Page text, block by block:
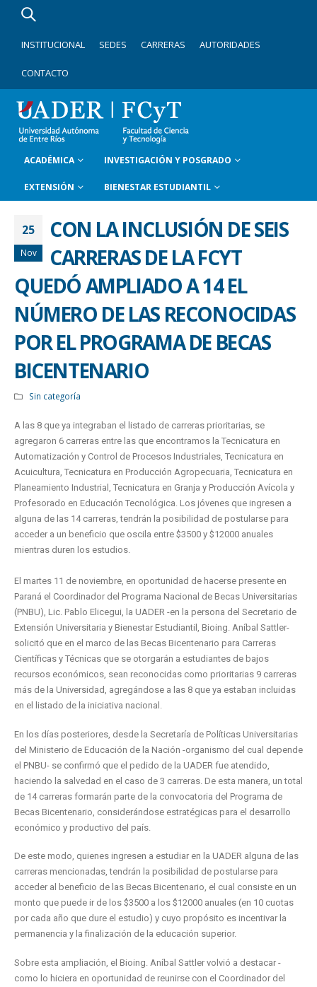
INSTITUCIONAL SEDES CARRERAS AUTORIDADES
CONTACTO
ACADÉMICA INVESTIGACIÓN Y POSGRADO
EXTENSIÓN BIENESTAR ESTUDIANTIL
25
Nov
CON LA INCLUSIÓN DE SEIS
CARRERAS DE LA FCYT
QUEDÓ AMPLIADO A 14 EL
NÚMERO DE LAS RECONOCIDAS
POR EL PROGRAMA DE BECAS
BICENTENARIO
Sin categoría
A las 8 que ya integraban el listado de carreras prioritarias, se
agregaron 6 carreras entre las que encontramos la Tecnicatura en
Automatización y Control de Procesos Industriales, Tecnicatura en
Acuicultura, Tecnicatura en Producción Agropecuaria, Tecnicatura en
Planeamiento Industrial, Tecnicatura en Granja y Producción Avícola y
Profesorado en Educación Tecnológica. Los jóvenes que ingresen a
alguna de las 14 carreras, tendrán la posibilidad de postularse para
acceder a un beneficio que oscila entre $3500 y $12000 anuales
mientras duren los estudios.
El martes 11 de noviembre, en oportunidad de hacerse presente en
Paraná el Coordinador del Programa Nacional de Becas Universitarias
(PNBU), Lic. Pablo Elicegui, la UADER -en la persona del Secretario de
Extensión Universitaria y Bienestar Estudiantil, Bioing. Aníbal Sattler-
solicitó que en el marco de las Becas Bicentenario para Carreras
Científicas y Técnicas que se otorgarán a estudiantes de bajos
recursos económicos, sean reconocidas como prioritarias 9 carreras
más de la Universidad, agregándose a las 8 que ya estaban incluidas
en el listado de la iniciativa nacional.
En los días posteriores, desde la Secretaría de Políticas Universitarias
del Ministerio de Educación de la Nación -organismo del cual depende
el PNBU- se confirmó que el pedido de la UADER fue atendido,
haciendo la salvedad en el caso de 3 carreras. De esta manera, un total
de 14 carreras formarán parte de la convocatoria del Programa de
Becas Bicentenario, considerándose estratégicas para el desarrollo
económico y productivo del país.
De este modo, quienes ingresen a estudiar en la UADER alguna de las
carreras mencionadas, tendrán la posibilidad de postularse para
acceder al beneficio de las Becas Bicentenario, el cual consiste en un
monto que puede ir de los $3500 a los $12000 anuales (en 10 cuotas
por cada año que dure el estudio) y cuyo propósito es incentivar la
permanencia y la finalización de la educación superior.
Sobre esta ampliación, el Bioing. Aníbal Sattler volvió a destacar -
como lo hiciera en oportunidad de reunirse con el Coordinador del